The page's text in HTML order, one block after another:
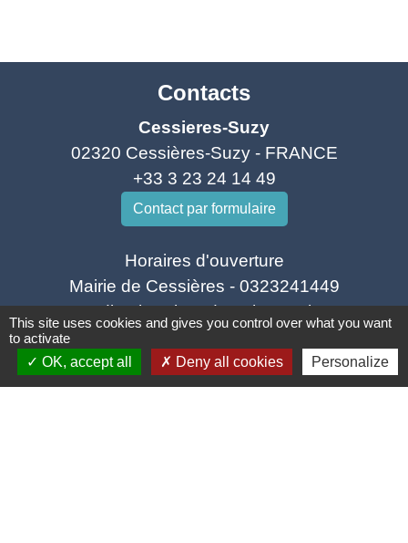
Contacts
Cessieres-Suzy
02320 Cessières-Suzy - FRANCE
+33 3 23 24 14 49
Contact par formulaire
Horaires d'ouverture
Mairie de Cessières - 0323241449
mardi 10h-12h et de 13h30-15h45
vendredi 10h-12h et de 13h30-18h
This site uses cookies and gives you control over what you want
to activate
OK, accept all
Deny all cookies Personalize